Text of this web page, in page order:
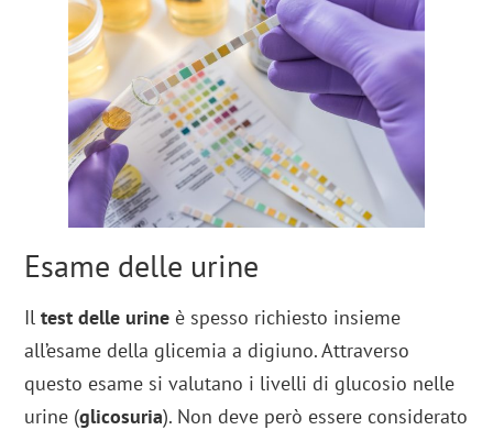
Esame delle urine
Iltest delle urine è spesso richiesto insieme
all’esame della glicemia a digiuno. Attraverso
questo esame si valutano i livelli di glucosio nelle
urine (glicosuria). Non deve però essere considerato